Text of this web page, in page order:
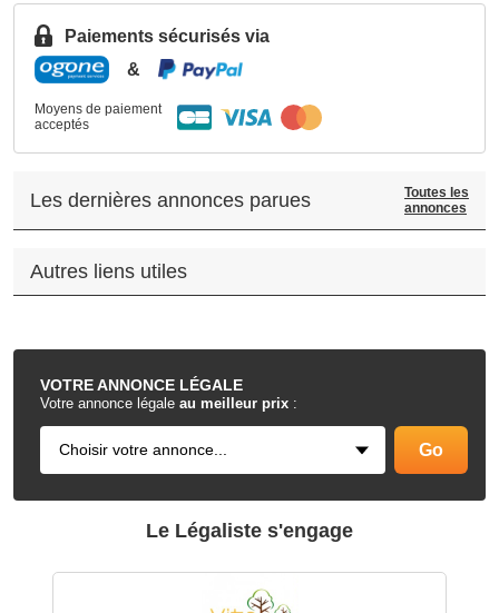
VOTREANNONCE LÉGALE
Votre annonce légale au meilleur prix :
Paiements sécurisés via
&
Moyens de paiement
acceptés
Les dernières annonces parues
Toutes les
annonces
Autres liens utiles
.
Le Légaliste s'engage